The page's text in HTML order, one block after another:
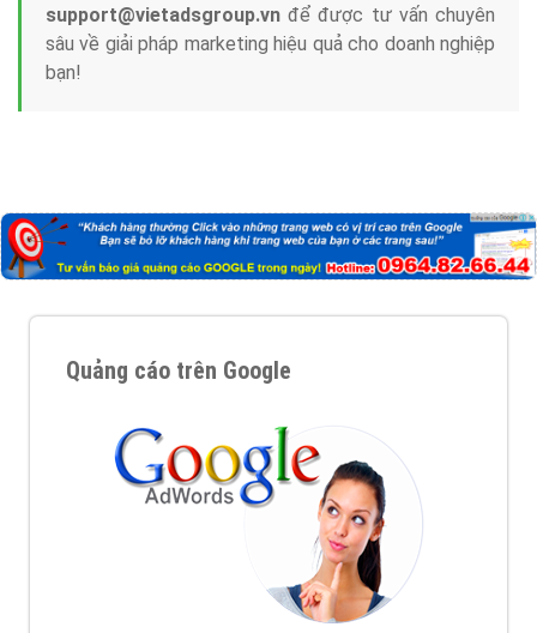
support@vietadsgroup.vn để được tư vấn chuyên
sâu về giải pháp marketing hiệu quả cho doanh nghiệp
bạn!
Quảng cáo trên Google